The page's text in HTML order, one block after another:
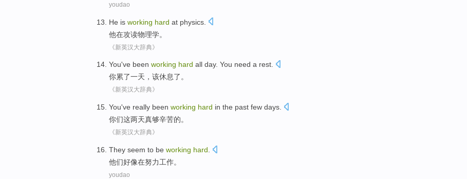
youdao
He is working hard at physics
他在攻读物理学。
《新英汉大辞典》
You've been working hard all day. You need a rest.
你累了一天 ， 该休息了。
《新英汉大辞典》
You've really been working hard in the past few days
你们这两天真够辛苦的。
《新英汉大辞典》
They seem to be working hard
他们好像在努力工作。
youdao